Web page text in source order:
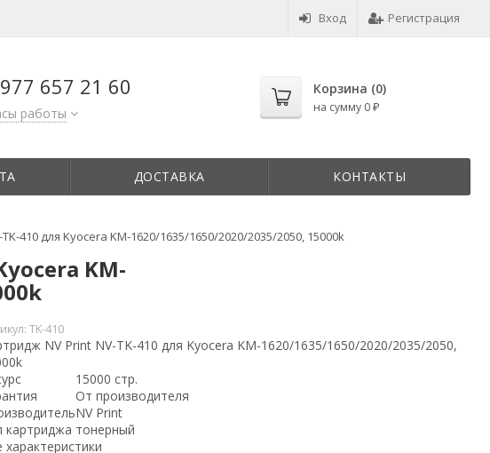
Вход Регистрация
657 21 60
работы
Корзина (0)
на сумму 0 ₽
ДОСТАВКА КОНТАКТЫ
410 для Kyocera KM-1620/1635/1650/2020/2035/2050, 15000k
KM-
TK-410
NV Print NV-TK-410 для Kyocera KM-1620/1635/1650/2020/2035/2050,
15000 стр.
От производителя
NV Print
картриджа тонерный
характеристики